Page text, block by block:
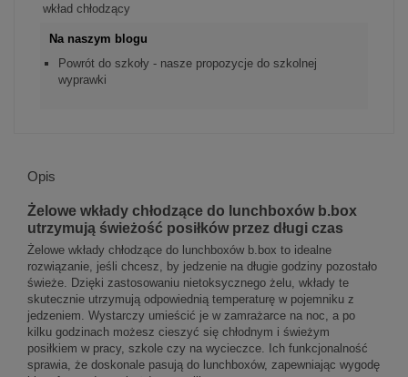
wkład chłodzący
Na naszym blogu
Powrót do szkoły - nasze propozycje do szkolnej
wyprawki
Opis
Żelowe wkłady chłodzące do lunchboxów b.box
utrzymują świeżość posiłków przez długi czas
Żelowe wkłady chłodzące do lunchboxów b.box to idealne
rozwiązanie, jeśli chcesz, by jedzenie na długie godziny pozostało
świeże. Dzięki zastosowaniu nietoksycznego żelu, wkłady te
skutecznie utrzymują odpowiednią temperaturę w pojemniku z
jedzeniem. Wystarczy umieścić je w zamrażarce na noc, a po
kilku godzinach możesz cieszyć się chłodnym i świeżym
posiłkiem w pracy, szkole czy na wycieczce. Ich funkcjonalność
sprawia, że doskonale pasują do lunchboxów, zapewniając wygodę